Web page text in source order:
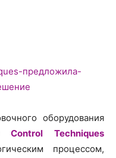
оборудования
Control Techniques
процессом,